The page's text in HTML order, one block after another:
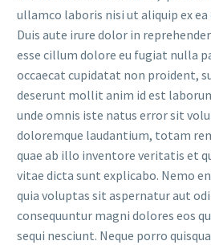
ullamco laboris nisi ut aliquip ex
Duis aute irure dolor in
esse cillum dolore eu fugiat nulla
occaecat cupidatat non proident,
deserunt mollit anim id est
unde omnis iste natus error sit
doloremque laudantium, totam
quae ab illo inventore veritatis et
vitae dicta sunt explicabo. Nemo
quia voluptas sit aspernatur aut
consequuntur magni dolores eos
sequi nesciunt. Neque porro